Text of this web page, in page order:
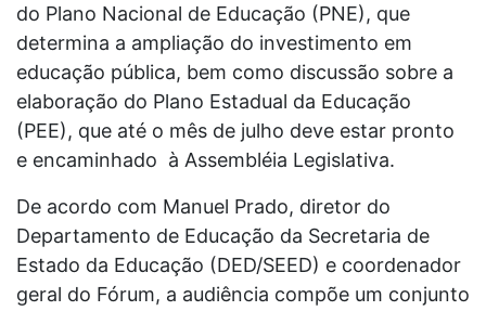
do Plano Nacional de Educação (PNE), que
determina a ampliação do investimento em
educação pública, bem como discussão sobre a
elaboração do Plano Estadual da Educação
(PEE), que até o mês de julho deve estar pronto
e encaminhado à Assembléia Legislativa.
De acordo com Manuel Prado, diretor do
Departamento de Educação da Secretaria de
Estado da Educação (DED/SEED) e coordenador
geral do Fórum, a audiência compõe um conjunto